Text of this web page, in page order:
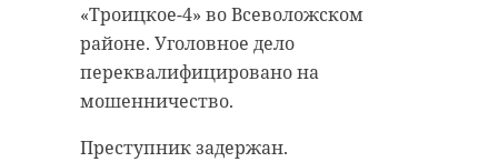
«Троицкое-4» во Всеволожском
районе. Уголовное дело
переквалифицировано на
мошенничество.
Преступник задержан.